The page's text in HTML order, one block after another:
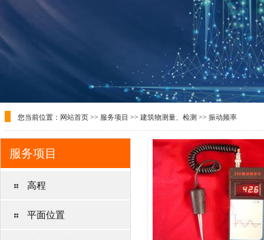
您当前位置： 网站首页 >> 服务项目 >> 建筑物测量、检测 >> 振动频率
服务项目
高程
平面位置